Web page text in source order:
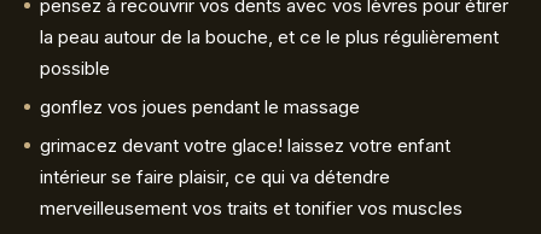
pensez à recouvrir vos dents avec vos lèvres pour étirer
la peau autour de la bouche, et ce le plus régulièrement
possible
gonflez vos joues pendant le massage
grimacez devant votre glace! laissez votre enfant
intérieur se faire plaisir, ce qui va détendre
merveilleusement vos traits et tonifier vos muscles